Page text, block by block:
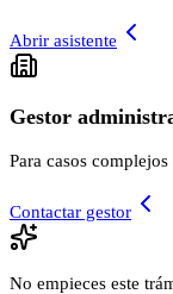
Abrir asistente
Gestor
Para casos
Contactar gestor
No empieces este